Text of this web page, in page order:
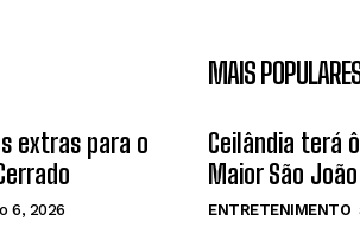
extras para o
6, 2026
MAIS
Ceilândia terá
Maior São
ENTRETENIMENTO